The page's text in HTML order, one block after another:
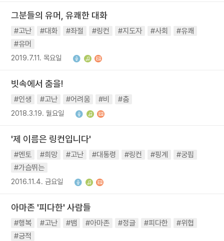
그분들의 유머, 유쾌한 대화
#고난 #대화 #좌절 #링컨 #지도자 #사회
#유쾌
#유머
2019.7.11. 목요일
빗속에서 춤을!
#인생 #고난 #어려움 #비 #춤
2018.3.19. 월요일
'제 이름은 링컨입니다'
#멘토 #희망 #고난 #대통령 #링컨 #핑계
#궁핍
#가슴뛰는
2016.11.4. 금요일
아마존 '피다한' 사람들
#행복 #고난 #뱀 #아마존 #정글 #피다한
#위협
#긍적